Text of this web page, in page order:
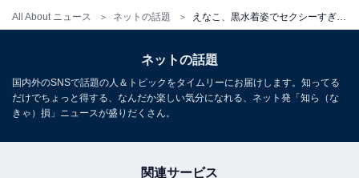
All About ニュース ネットの話題 えなこ、黒水着姿でセクシーすぎるボディを大胆披露！ 「えろすぎー！」「今世紀最大最高」
ネットの話題
国内外のSNSで話題の人＆トピックをタイムリーにお届けします。知ってる
だけでちょっと得する、なんだか楽しい気分になれる、ネット発「知ら（な
きゃ）損」ニュースが盛りだくさん。
関連サービス